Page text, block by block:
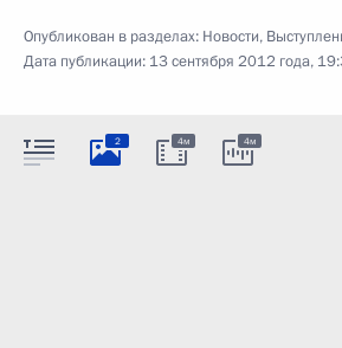
Опубликован в разделах: Новости,
Дата публикации: 13 сентября 2012 года,
2 4м 4м